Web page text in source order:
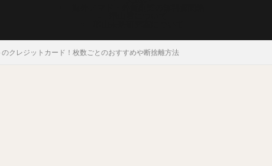
のクレジットカード！枚数ごとのおすすめや断捨離方法